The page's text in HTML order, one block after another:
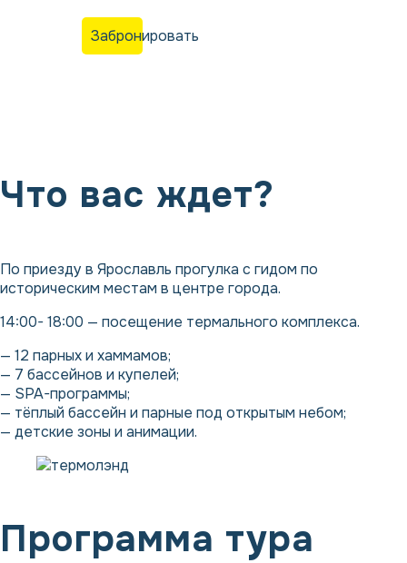
Забронировать
Что вас ждет?
По приезду в Ярославль прогулка с гидом по
историческим местам в центре города.
14:00- 18:00 — посещение термального комплекса.
— 12 парных и хаммамов;
— 7 бассейнов и купелей;
— SPA-программы;
— тёплый бассейн и парные под открытым небом;
— детские зоны и анимации.
Программа тура